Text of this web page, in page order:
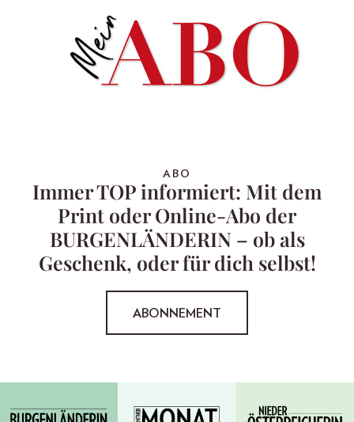
ABO
Immer TOP informiert: Mit dem
Print oder Online-Abo der
BURGENLÄNDERIN – ob als
Geschenk, oder für dich selbst!
ABONNEMENT